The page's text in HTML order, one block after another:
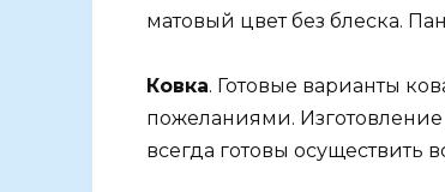
матовый цвет без блеска.
Ковка. Готовые варианты
пожеланиями.
всегда готовы осуществить